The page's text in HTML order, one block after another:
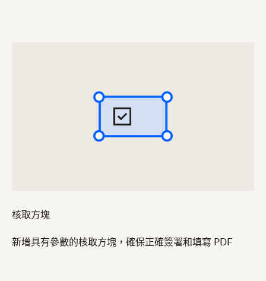
核取方塊
新增具有參數的核取方塊，確保正確簽署和填寫 PDF